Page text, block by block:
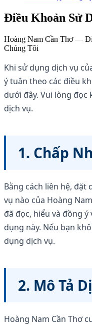
Giải Thể
Dịch Vụ Kế
Chữ Ký Số
Điều Khoản Sử
Hoàng Nam Cần Thơ —
Chúng Tôi
Khi sử dụng dịch vụ
ý tuân theo các điều
dưới đây. Vui lòng
dịch vụ.
1. Chấp
Bằng cách liên hệ, đặt
vụ nào của Hoàng
đã đọc, hiểu và đồng
dụng này. Nếu bạn
dụng dịch vụ.
2. Mô Tả
Hoàng Nam Cần Thơ